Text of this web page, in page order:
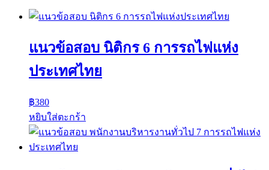
แนวข้อสอบ นิติกร 6 การรถไฟแห่ง
ประเทศไทย
฿380
หยิบใส่ตะกร้า